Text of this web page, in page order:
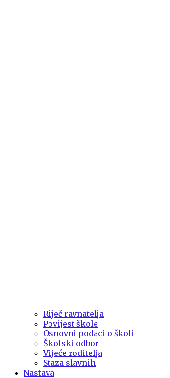
Riječ ravnatelja
Povijest škole
Osnovni podaci o školi
Školski odbor
Vijeće roditelja
Staza slavnih
Nastava